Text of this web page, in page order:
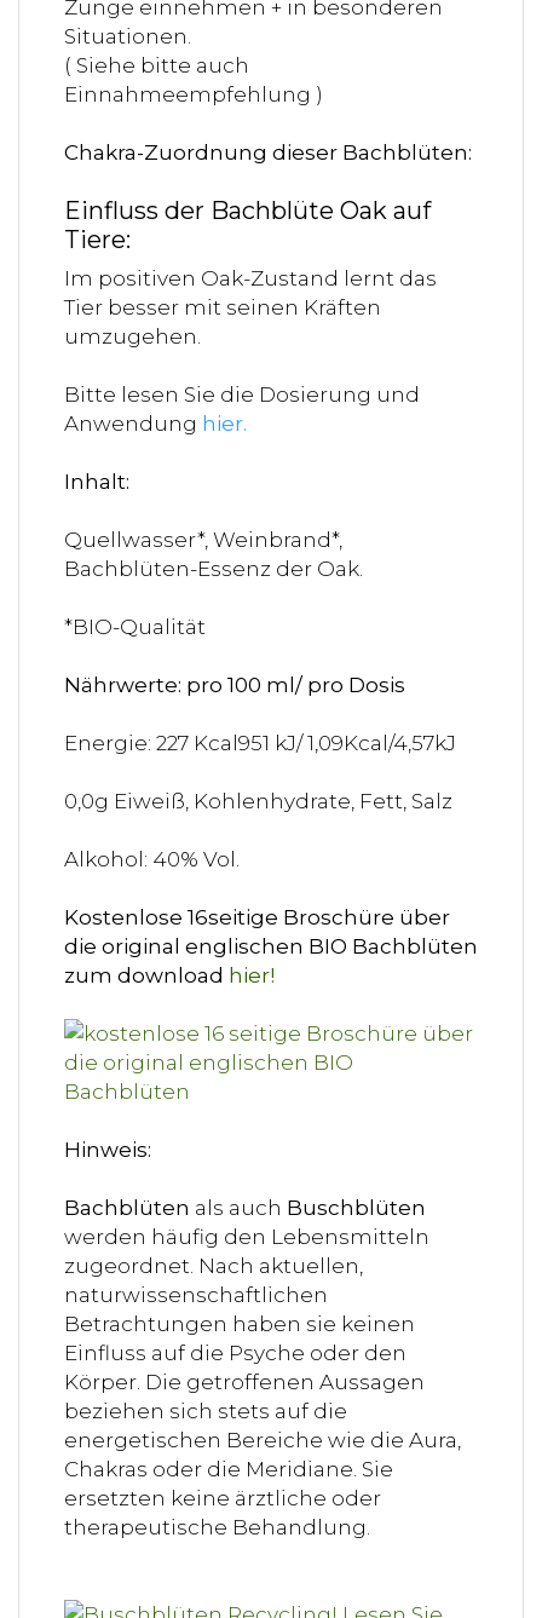
Zunge einnehmen + in besonderen
Situationen.
( Siehe bitte auch
Einnahmeempfehlung )
Chakra-Zuordnung dieser Bachblüten:
Einfluss der Bachblüte Oak auf
Tiere:
Im positiven Oak-Zustand lernt das
Tier besser mit seinen Kräften
umzugehen.
Bitte lesen Sie die Dosierung und
Anwendung hier.
Inhalt:
Quellwasser*, Weinbrand*,
Bachblüten-Essenz der Oak.
*BIO-Qualität
Nährwerte: pro 100 ml/ pro Dosis
Energie: 227 Kcal951 kJ/ 1,09Kcal/4,57kJ
0,0g Eiweiß, Kohlenhydrate, Fett, Salz
Alkohol: 40% Vol.
Kostenlose 16seitige Broschüre über
die original englischen BIO Bachblüten
zum download hier!
Hinweis:
Bachblüten als auch Buschblüten
werden häufig den Lebensmitteln
zugeordnet. Nach aktuellen,
naturwissenschaftlichen
Betrachtungen haben sie keinen
Einfluss auf die Psyche oder den
Körper. Die getroffenen Aussagen
beziehen sich stets auf die
energetischen Bereiche wie die Aura,
Chakras oder die Meridiane. Sie
ersetzten keine ärztliche oder
therapeutische Behandlung.